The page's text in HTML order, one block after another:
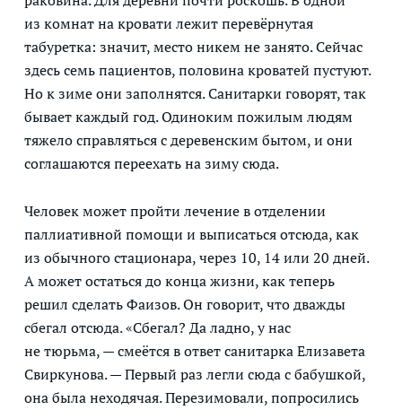
из комнат на кровати лежит перевёрнутая
табуретка: значит, место никем не занято. Сейчас
здесь семь пациентов, половина кроватей пустуют.
Но к зиме они заполнятся. Санитарки говорят, так
бывает каждый год. Одиноким пожилым людям
тяжело справляться с деревенским бытом, и они
соглашаются переехать на зиму сюда.
Человек может пройти лечение в отделении
паллиативной помощи и выписаться отсюда, как
из обычного стационара, через 10, 14 или 20 дней.
А может остаться до конца жизни, как теперь
решил сделать Фаизов. Он говорит, что дважды
сбегал отсюда. «Сбегал? Да ладно, у нас
не тюрьма, — смеётся в ответ санитарка Елизавета
Свиркунова. — Первый раз легли сюда с бабушкой,
она была неходячая. Перезимовали, попросились